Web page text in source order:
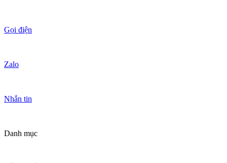
Gọi điện
Zalo
Nhắn tin
Danh mục